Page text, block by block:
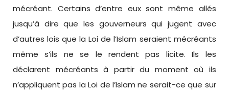
mécréant. Certains d’entre eux sont même allés
jusqu’à dire que les gouverneurs qui jugent avec
d’autres lois que la Loi de l’Islam seraient mécréants
même s’ils ne se le rendent pas licite. Ils les
déclarent mécréants à partir du moment où ils
n’appliquent pas la Loi de l’Islam ne serait-ce que sur